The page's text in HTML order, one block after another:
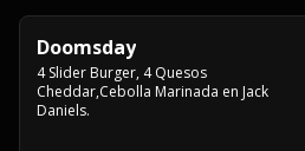
Doomsday
4 Slider Burger, 4 Quesos
Cheddar,Cebolla Marinada en Jack
Daniels.